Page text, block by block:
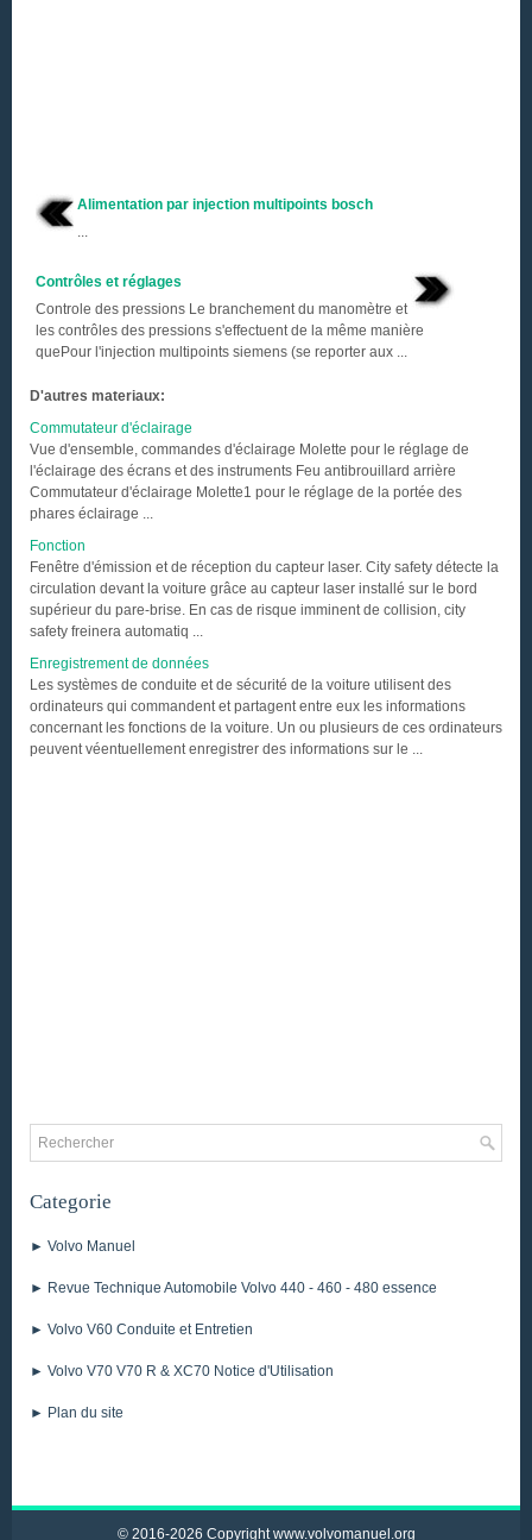
Alimentation par injection multipoints bosch
...
Contrôles et réglages
Controle des pressions Le branchement du manomètre et
les contrôles des pressions s'effectuent de la même manière
quePour l'injection multipoints siemens (se reporter aux ...
D'autres materiaux:
Commutateur d'éclairage
Vue d'ensemble, commandes d'éclairage Molette pour le réglage de
l'éclairage des écrans et des instruments Feu antibrouillard arrière
Commutateur d'éclairage Molette1 pour le réglage de la portée des
phares éclairage ...
Fonction
Fenêtre d'émission et de réception du capteur laser. City safety détecte la
circulation devant la voiture grâce au capteur laser installé sur le bord
supérieur du pare-brise. En cas de risque imminent de collision, city
safety freinera automatiq ...
Enregistrement de données
Les systèmes de conduite et de sécurité de la voiture utilisent des
ordinateurs qui commandent et partagent entre eux les informations
concernant les fonctions de la voiture. Un ou plusieurs de ces ordinateurs
peuvent véentuellement enregistrer des informations sur le ...
Categorie
► Volvo Manuel
► Revue Technique Automobile Volvo 440 - 460 - 480 essence
► Volvo V60 Conduite et Entretien
► Volvo V70 V70 R & XC70 Notice d'Utilisation
► Plan du site
© 2016-2026 Copyright www.volvomanuel.org